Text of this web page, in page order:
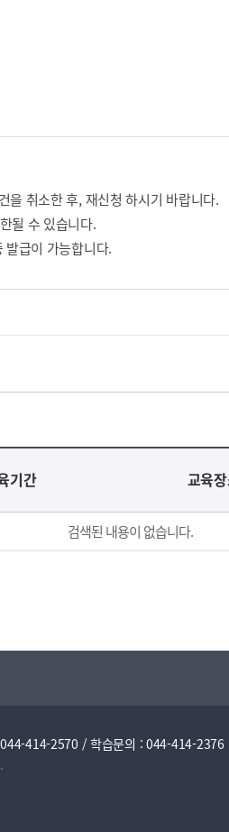
을 취소한 후, 재신청 하시기 바랍니다.
될 수 있습니다.
발급이 가능합니다.
기간 교육
검색된 내용이 없습니다.
414-2570 / 학습문의 : 044-414-2376